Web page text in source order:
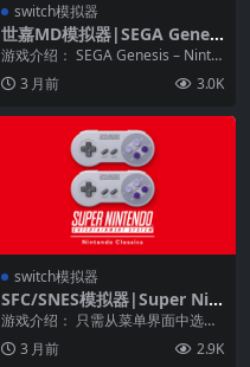
switch模拟器
世嘉MD模拟器|SEGA Genesi
s – Nintendo Switch Online
游戏介绍： SEGA Genesis – Ninte
ndo Switch Onl...
3 月前 3.0K
switch模拟器
SFC/SNES模拟器|Super Nin
tendo Entertainment Syste
m中文
游戏介绍： 只需从菜单界面中选择
想要玩的游戏，就能立即开始游
戏，之后可以尽情体验...
3 月前 2.9K